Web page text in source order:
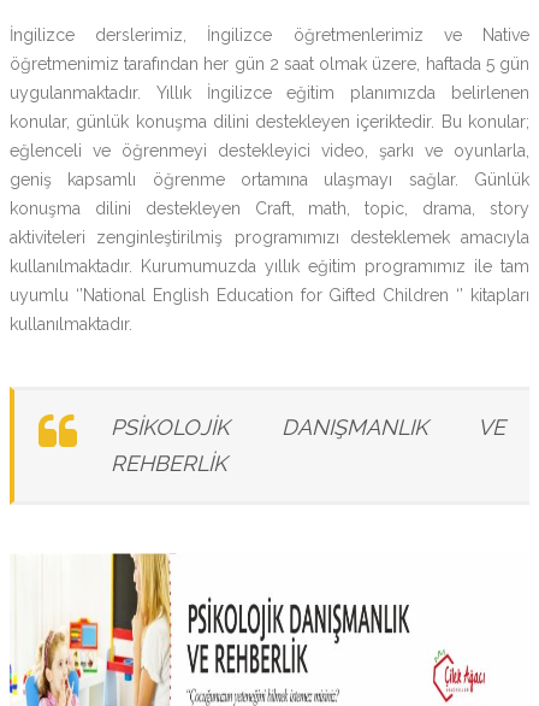
İngilizce derslerimiz, İngilizce öğretmenlerimiz ve Native
öğretmenimiz tarafından her gün 2 saat olmak üzere, haftada 5 gün
uygulanmaktadır. Yıllık İngilizce eğitim planımızda belirlenen
konular, günlük konuşma dilini destekleyen içeriktedir. Bu konular;
eğlenceli ve öğrenmeyi destekleyici video, şarkı ve oyunlarla,
geniş kapsamlı öğrenme ortamına ulaşmayı sağlar. Günlük
konuşma dilini destekleyen Craft, math, topic, drama, story
aktiviteleri zenginleştirilmiş programımızı desteklemek amacıyla
kullanılmaktadır. Kurumumuzda yıllık eğitim programımız ile tam
uyumlu ‘’National English Education for Gifted Children ‘’ kitapları
kullanılmaktadır.
PSİKOLOJİK DANIŞMANLIK VE
REHBERLİK